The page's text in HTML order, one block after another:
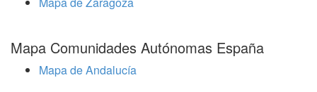
Mapa Comunidades Autónomas España
Mapa de Andalucía